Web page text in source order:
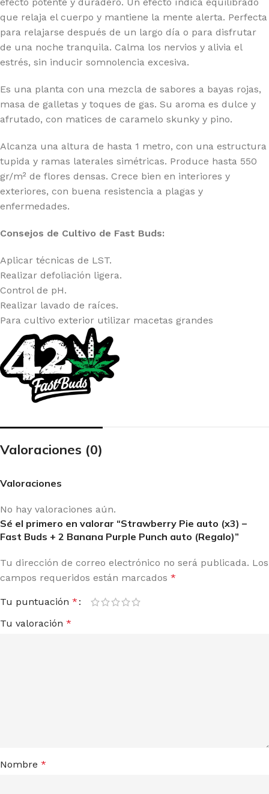
que relaja el cuerpo y mantiene la mente alerta. Perfecta
para relajarse después de un largo día o para disfrutar
de una noche tranquila. Calma los nervios y alivia el
estrés, sin inducir somnolencia excesiva.
Es una planta con una mezcla de sabores a bayas rojas,
masa de galletas y toques de gas. Su aroma es dulce y
afrutado, con matices de caramelo skunky y pino.
Alcanza una altura de hasta 1 metro, con una estructura
tupida y ramas laterales simétricas. Produce hasta 550
gr/m² de flores densas. Crece bien en interiores y
exteriores, con buena resistencia a plagas y
enfermedades.
Consejos de Cultivo de Fast Buds:
Aplicar técnicas de LST.
Realizar defoliación ligera.
Control de pH.
Realizar lavado de raíces.
Para cultivo exterior utilizar macetas grandes
Valoraciones (0)
Valoraciones
No hay valoraciones aún.
Sé el primero en valorar “Strawberry Pie auto (x3) –
Fast Buds + 2 Banana Purple Punch auto (Regalo)”
Tu dirección de correo electrónico no será publicada. Los
campos requeridos están marcados *
Tu puntuación *
Tu valoración *
Nombre *